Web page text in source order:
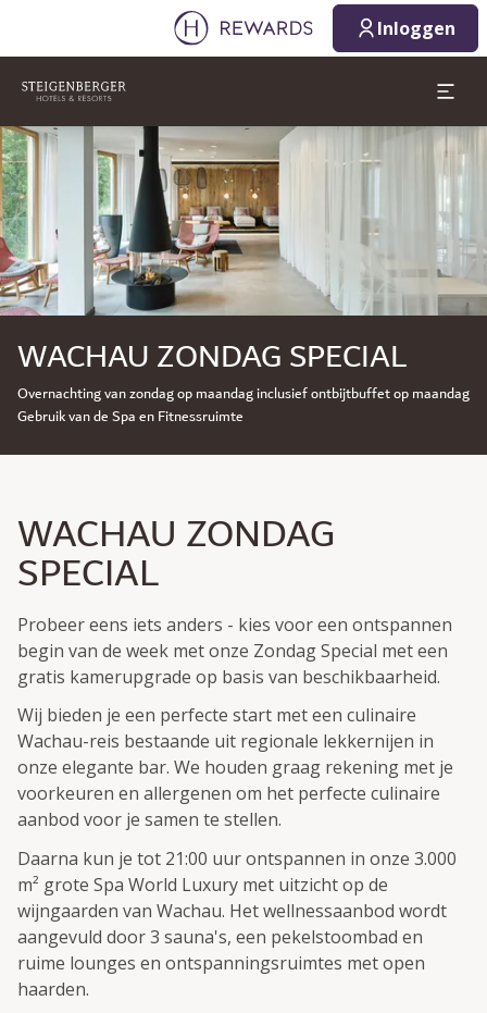
Inloggen
Dia 1 van 1
WACHAU ZONDAG SPECIAL
Overnachting van zondag op maandag inclusief ontbijtbuffet op maandag
Gebruik van de Spa en Fitnessruimte
WACHAU ZONDAG
SPECIAL
Probeer eens iets anders - kies voor een ontspannen
begin van de week met onze Zondag Special met een
gratis kamerupgrade op basis van beschikbaarheid.
Wij bieden je een perfecte start met een culinaire
Wachau-reis bestaande uit regionale lekkernijen in
onze elegante bar. We houden graag rekening met je
voorkeuren en allergenen om het perfecte culinaire
aanbod voor je samen te stellen.
Daarna kun je tot 21:00 uur ontspannen in onze 3.000
m² grote Spa World Luxury met uitzicht op de
wijngaarden van Wachau. Het wellnessaanbod wordt
aangevuld door 3 sauna's, een pekelstoombad en
ruime lounges en ontspanningsruimtes met open
haarden.